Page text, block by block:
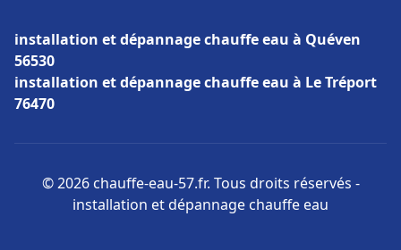
installation et dépannage chauffe eau à Quéven
56530
installation et dépannage chauffe eau à Le Tréport
76470
© 2026 chauffe-eau-57.fr. Tous droits réservés -
installation et dépannage chauffe eau